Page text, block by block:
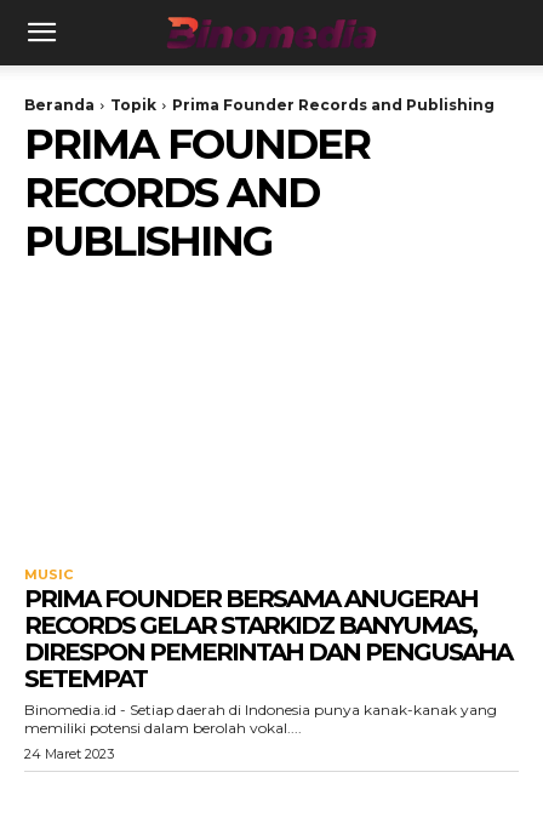
Beranda Topik Prima Founder Records and Publishing
PRIMA FOUNDER
RECORDS AND
PUBLISHING
MUSIC
PRIMA FOUNDER BERSAMA ANUGERAH
RECORDS GELAR STARKIDZ BANYUMAS,
DIRESPON PEMERINTAH DAN PENGUSAHA
SETEMPAT
Binomedia.id - Setiap daerah di Indonesia punya kanak-kanak yang
memiliki potensi dalam berolah vokal....
24 Maret 2023